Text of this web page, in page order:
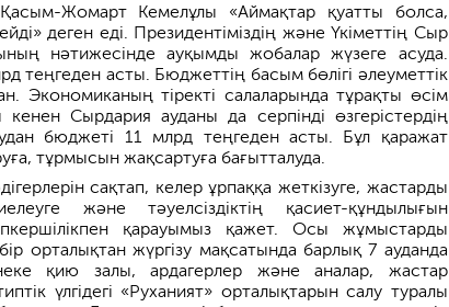
Жомарт Кемелұлы «Аймақтар қуатты болса,
деген еді. Президентіміздің және Үкіметтің Сыр
нәтижесінде ауқымды жобалар жүзеге асуда.
теңгеден асты. Бюджеттің басым бөлігі әлеуметтік
Экономиканың тіректі салаларында тұрақты өсім
Сырдария ауданы да серпінді өзгерістердің
бюджеті 11 млрд теңгеден асты. Бұл қаражат
тұрмысын жақсартуға бағытталуда.
сақтап, келер ұрпаққа жеткізуге, жастарды
және тәуелсіздіктің қасиет-құндылығын
қарауымыз қажет. Осы жұмыстарды
орталықтан жүргізу мақсатында барлық 7 ауданда
қию залы, ардагерлер және аналар, жастар
үлгідегі «Руханият» орталықтарын салу туралы